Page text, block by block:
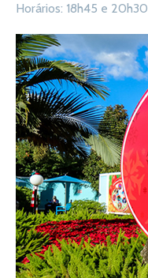
Horários: 18h45 e 20h30